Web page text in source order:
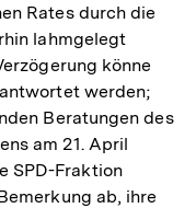
Rates durch die
lahmgelegt
könne
werden;
Beratungen des
am 21. April
SPD-Fraktion
ab, ihre